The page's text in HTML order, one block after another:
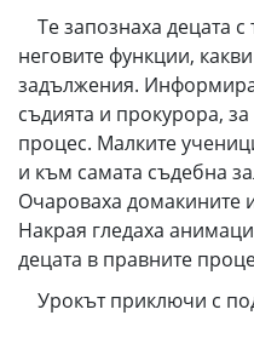
Те запознаха децата
неговите функции,
задължения.
съдията и прокурора,
процес. Малките
и към самата съдебна
Очароваха домакините
Накрая гледаха
децата в правните
Урокът приключи с